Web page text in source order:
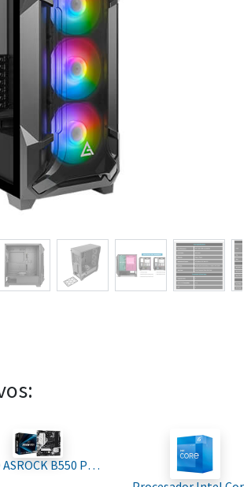
MBO ASROCK B550 PRO4 AMD AM4 3ra. Ryzen 4-DDR4 2M.2 HDMI Dsub PCIe4.0 8USB2.0 ATX